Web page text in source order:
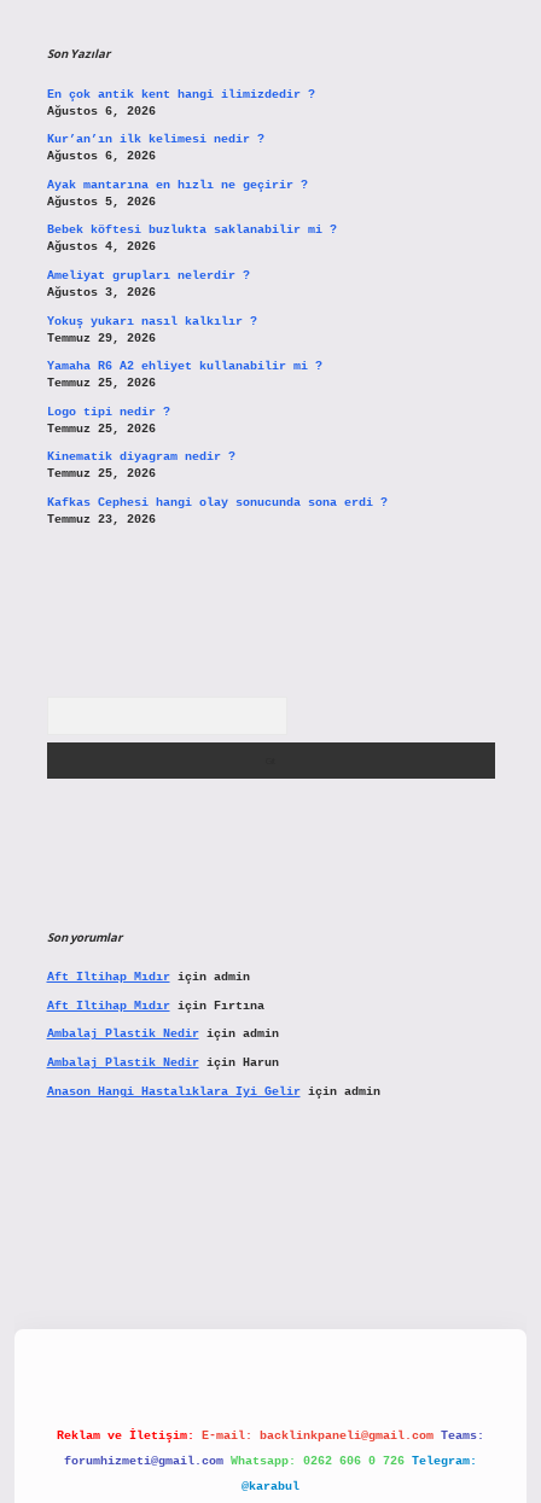
Son Yazılar
En çok antik kent hangi ilimizdedir ?
Ağustos 6, 2026
Kur’an’ın ilk kelimesi nedir ?
Ağustos 6, 2026
Ayak mantarına en hızlı ne geçirir ?
Ağustos 5, 2026
Bebek köftesi buzlukta saklanabilir mi ?
Ağustos 4, 2026
Ameliyat grupları nelerdir ?
Ağustos 3, 2026
Yokuş yukarı nasıl kalkılır ?
Temmuz 29, 2026
Yamaha R6 A2 ehliyet kullanabilir mi ?
Temmuz 25, 2026
Logo tipi nedir ?
Temmuz 25, 2026
Kinematik diyagram nedir ?
Temmuz 25, 2026
Kafkas Cephesi hangi olay sonucunda sona erdi ?
Temmuz 23, 2026
Son yorumlar
Aft Iltihap Mıdıriçin admin
Aft Iltihap Mıdıriçin Fırtına
Ambalaj Plastik Nediriçin admin
Ambalaj Plastik Nediriçin Harun
Anason Hangi Hastalıklara Iyi Geliriçin admin
Reklam ve İletişim: E-mail: backlinkpaneli@gmail.com Teams:
forumhizmeti@gmail.com Whatsapp: 0262 606 0 726 Telegram:
@karabul